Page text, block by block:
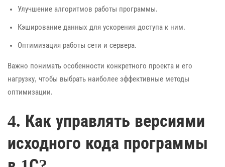
Улучшение алгоритмов работы программы.
Кэширование данных для ускорения доступа к ним.
Оптимизация работы сети и сервера.
Важно понимать особенности конкретного проекта и его
нагрузку, чтобы выбрать наиболее эффективные методы
оптимизации.
4. Как управлять версиями
исходного кода программы